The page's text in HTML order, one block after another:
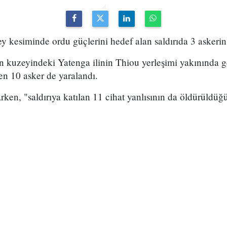
kesiminde ordu güçlerini hedef alan saldırıda 3
kuzeyindeki Yatenga ilinin Thiou yerleşimi yakınında
10 asker de yaralandı.
"saldırıya katılan 11 cihat yanlısının da